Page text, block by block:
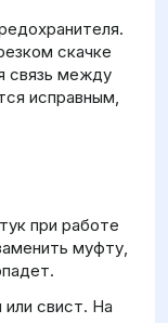
скачке
связь между
исправным,
при работе
муфту,
или свист. На